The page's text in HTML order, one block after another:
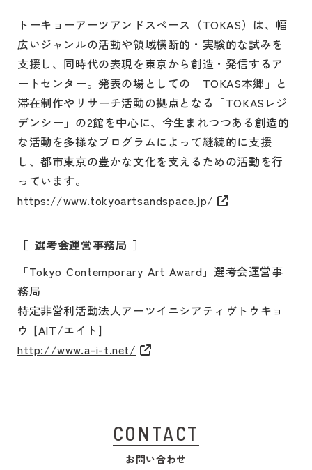
トーキョーアーツアンドスペース（TOKAS）は、幅
広いジャンルの活動や領域横断的・実験的な試みを
支援し、同時代の表現を東京から創造・発信するア
ートセンター。発表の場としての「TOKAS本郷」と
滞在制作やリサーチ活動の拠点となる「TOKASレジ
デンシー」の2館を中心に、今生まれつつある創造的
な活動を多様なプログラムによって継続的に支援
し、都市東京の豊かな文化を支えるための活動を行
っています。
https://www.tokyoartsandspace.jp/
選考会運営事務局
「Tokyo Contemporary Art Award」選考会運営事
務局
特定非営利活動法人アーツイニシアティヴトウキョ
ウ [AIT/エイト]
http://www.a-i-t.net/
CONTACT
お問い合わせ